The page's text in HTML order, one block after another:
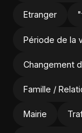
Etranger
Période de la
Changement
Famille /
Mairie